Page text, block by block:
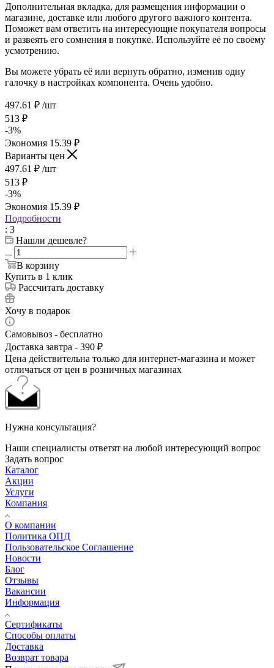
Дополнительная вкладка, для размещения информации о
магазине, доставке или любого другого важного контента.
Поможет вам ответить на интересующие покупателя вопросы
и развеять его сомнения в покупке. Используйте её по своему
усмотрению.
Вы можете убрать её или вернуть обратно, изменив одну
галочку в настройках компонента. Очень удобно.
497.61 ₽ /шт
513 ₽
-3%
Экономия 15.39 ₽
Варианты цен
497.61 ₽ /шт
513 ₽
-3%
Экономия 15.39 ₽
Подробности
: 3
Нашли дешевле?
В корзину
Купить в 1 клик
Рассчитать доставку
Хочу в подарок
Самовывоз - бесплатно
Доставка завтра - 390 ₽
Цена действительна только для интернет-магазина и может
отличаться от цен в розничных магазинах
Нужна консультация?
Наши специалисты ответят на любой интересующий вопрос
Задать вопрос
Каталог
Акции
Услуги
Компания
О компании
Политика ОПД
Пользовательское Соглашение
Новости
Блог
Отзывы
Вакансии
Информация
Сертификаты
Способы оплаты
Доставка
Возврат товара